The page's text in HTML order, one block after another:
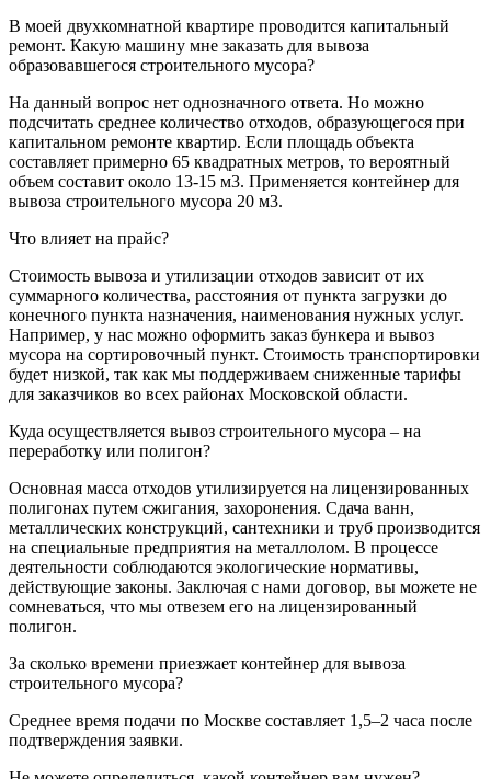
В моей двухкомнатной квартире проводится капитальный
ремонт. Какую машину мне заказать для вывоза
образовавшегося строительного мусора?
На данный вопрос нет однозначного ответа. Но можно
подсчитать среднее количество отходов, образующегося при
капитальном ремонте квартир. Если площадь объекта
составляет примерно 65 квадратных метров, то вероятный
объем составит около 13-15 м3. Применяется контейнер для
вывоза строительного мусора 20 м3.
Что влияет на прайс?
Стоимость вывоза и утилизации отходов зависит от их
суммарного количества, расстояния от пункта загрузки до
конечного пункта назначения, наименования нужных услуг.
Например, у нас можно оформить заказ бункера и вывоз
мусора на сортировочный пункт. Стоимость транспортировки
будет низкой, так как мы поддерживаем сниженные тарифы
для заказчиков во всех районах Московской области.
Куда осуществляется вывоз строительного мусора – на
переработку или полигон?
Основная масса отходов утилизируется на лицензированных
полигонах путем сжигания, захоронения. Сдача ванн,
металлических конструкций, сантехники и труб производится
на специальные предприятия на металлолом. В процессе
деятельности соблюдаются экологические нормативы,
действующие законы. Заключая с нами договор, вы можете не
сомневаться, что мы отвезем его на лицензированный
полигон.
За сколько времени приезжает контейнер для вывоза
строительного мусора?
Среднее время подачи по Москве составляет 1,5–2 часа после
подтверждения заявки.